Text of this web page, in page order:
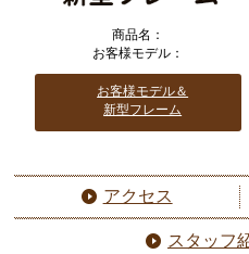
商品名：
お客様モデル：
お客様モデル＆
新型フレーム
アクセス
スタッフ